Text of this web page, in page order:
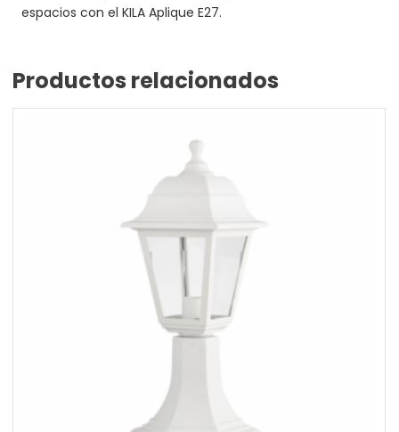
espacios con el KILA Aplique E27.
Productos relacionados